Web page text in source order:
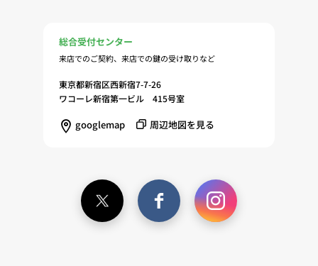
総合受付センター
来店でのご契約、来店での鍵の受け取りなど
東京都新宿区西新宿7-7-26
ワコーレ新宿第一ビル 415号室
googlemap 周辺地図を見る